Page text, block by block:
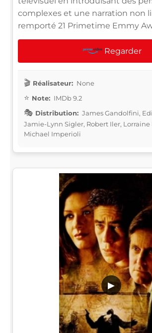
complexes et une narration non
remporté 21 Primetime Emmy
Regarder
Réalisateur: None
Note: IMDb 9.2
Distribution: James Gandolfini,
Jamie-Lynn Sigler, Robert Iler, Lorraine
Michael Imperioli
▶